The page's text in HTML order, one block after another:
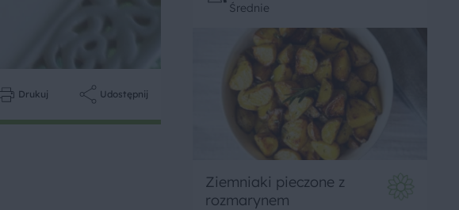
Drukuj Udostępnij
Średnie
Ziemniaki pieczone z
rozmarynem